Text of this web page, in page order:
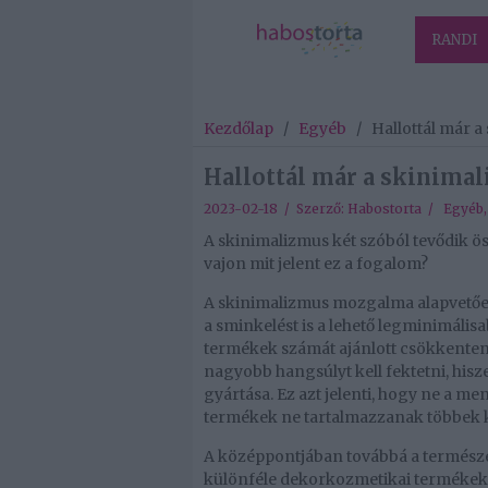
RANDI
Kezdőlap / Egyéb / Hallottál már
Hallottál már a
2023-02-18 / Szerző: Habostorta / Egyéb,
A skinimalizmus két szóból tevődik
vajon mit jelent ez a fogalom?
A skinimalizmus mozgalma
a sminkelést is a lehető
termékek számát ajánlott
nagyobb hangsúlyt kell fektetni,
gyártása. Ez azt jelenti, hogy ne a
termékek ne tartalmazzanak többek
A középpontjában továbbá a
különféle dekorkozmetikai